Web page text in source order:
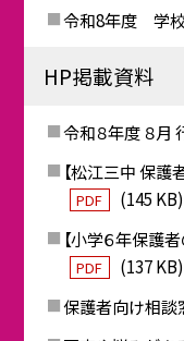
令和8年度 学
HP掲載資料
令和８年度 ８月
【松江三中 保護
PDF
(145 KB)
【小学６年保護
PDF
(137 KB)
保護者向け相談